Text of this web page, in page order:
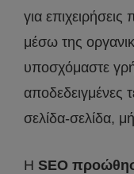
για
μέσω της
υποσχόμαστε
αποδεδειγμένες
σελίδα-σελίδα,
Η SEO